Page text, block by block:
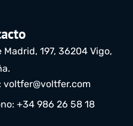
Madrid, 197, 36204 Vigo,
voltfer@voltfer.com
+34 986 26 58 18